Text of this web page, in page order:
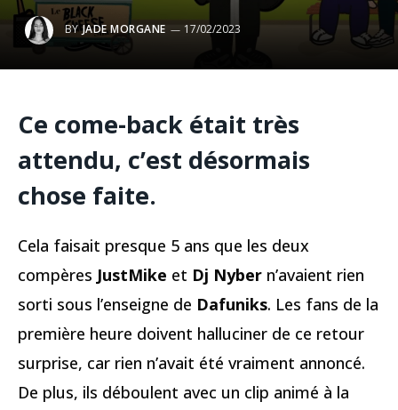
BY JADE MORGANE 17/02/2023
Ce come-back était très
attendu, c’est désormais
chose faite.
Cela faisait presque 5 ans que les deux
compères JustMike et Dj Nyber n’avaient rien
sorti sous l’enseigne de Dafuniks. Les fans de la
première heure doivent halluciner de ce retour
surprise, car rien n’avait été vraiment annoncé.
De plus, ils déboulent avec un clip animé à la